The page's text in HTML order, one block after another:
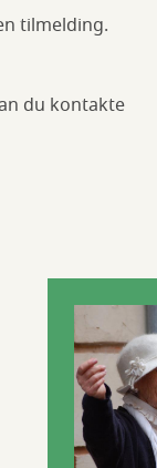
tilmelding.
du kontakte